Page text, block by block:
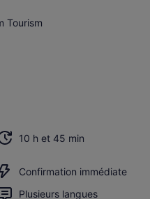
Tourism
10 h et 45 min
Confirmation immédiate
Plusieurs langues